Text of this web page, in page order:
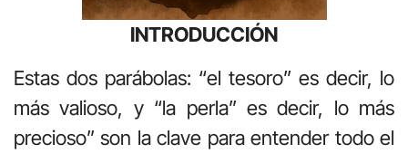
INTRODUCCIÓN
Estas dos parábolas: “el tesoro” es decir, lo
más valioso, y “la perla” es decir, lo más
precioso” son la clave para entender todo el